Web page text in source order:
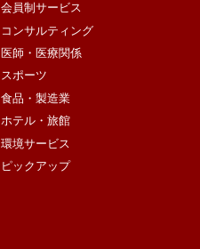
会員制サービス
コンサルティング
医師・医療関係
スポーツ
食品・製造業
ホテル・旅館
環境サービス
ピックアップ